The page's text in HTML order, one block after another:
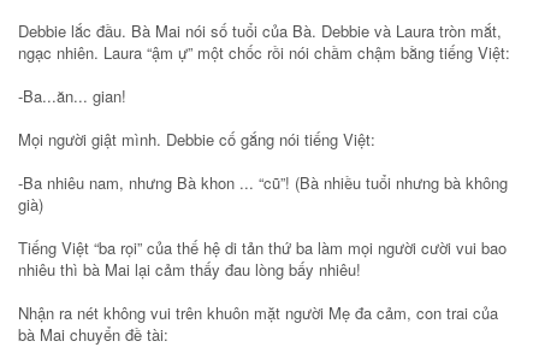
Debbie lắc đầu. Bà Mai nói số tuổi của Bà. Debbie và Laura tròn mắt,
ngạc nhiên. Laura “ậm ự” một chốc rồi nói chầm chậm bằng tiếng Việt:
-Ba...ăn... gian!
Mọi người giật mình. Debbie cố gắng nói tiếng Việt:
-Ba nhiêu nam, nhưng Bà khon ... “cũ”! (Bà nhiều tuổi nhưng bà không
già)
Tiếng Việt “ba rọi” của thế hệ di tản thứ ba làm mọi người cười vui bao
nhiêu thì bà Mai lại cảm thấy đau lòng bấy nhiêu!
Nhận ra nét không vui trên khuôn mặt người Mẹ đa cảm, con trai của
bà Mai chuyển đề tài: